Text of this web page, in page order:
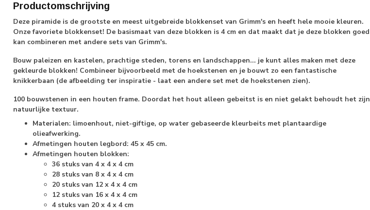
Productomschrijving
Deze piramide is de grootste en meest uitgebreide blokkenset van Grimm's en heeft hele mooie kleuren.
Onze favoriete blokkenset! De basismaat van deze blokken is 4 cm en dat maakt dat je deze blokken goed
kan combineren met andere sets van Grimm's.
Bouw paleizen en kastelen, prachtige steden, torens en landschappen... je kunt alles maken met deze
gekleurde blokken! Combineer bijvoorbeeld met de hoekstenen en je bouwt zo een fantastische
knikkerbaan (de afbeelding ter inspiratie - laat een andere set met de hoekstenen zien).
100 bouwstenen in een houten frame. Doordat het hout alleen gebeitst is en niet gelakt behoudt het zijn
natuurlijke textuur.
Materialen: limoenhout, niet-giftige, op water gebaseerde kleurbeits met plantaardige
olieafwerking.
Afmetingen houten legbord: 45 x 45 cm.
Afmetingen houten blokken:
36 stuks van 4 x 4 x 4 cm
28 stuks van 8 x 4 x 4 cm
20 stuks van 12 x 4 x 4 cm
12 stuks van 16 x 4 x 4 cm
4 stuks van 20 x 4 x 4 cm